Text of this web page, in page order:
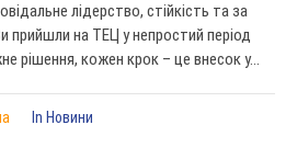
лідерство, стійкість та за
прийшли на ТЕЦ у непростий період
рішення, кожен крок – це внесок у...
In Новини